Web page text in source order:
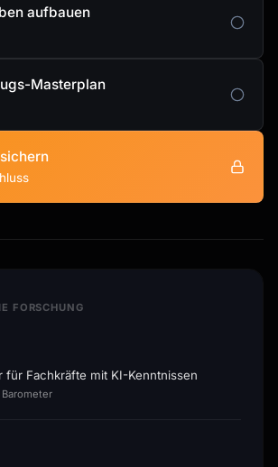
aufbauen
Masterplan
FORSCHUNG
für Fachkräfte mit KI-Kenntnissen